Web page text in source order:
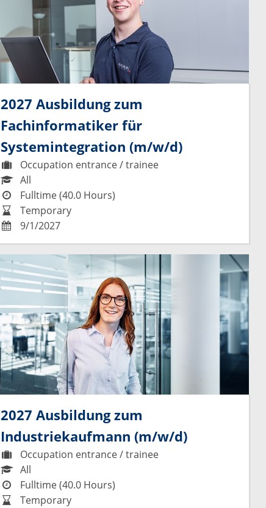
2027 Ausbildung zum
Fachinformatiker für
Systemintegration (m/w/d)
Occupation entrance / trainee
All
Fulltime (40.0 Hours)
Temporary
9/1/2027
2027 Ausbildung zum
Industriekaufmann (m/w/d)
Occupation entrance / trainee
All
Fulltime (40.0 Hours)
Temporary